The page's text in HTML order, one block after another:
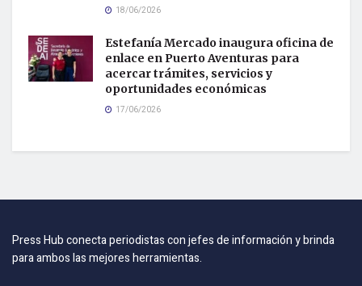
18/06/2026
Estefanía Mercado inaugura oficina de
enlace en Puerto Aventuras para
acercar trámites, servicios y
oportunidades económicas
17/06/2026
Press Hub conecta periodistas con jefes de información y brinda
para ambos las mejores herramientas.